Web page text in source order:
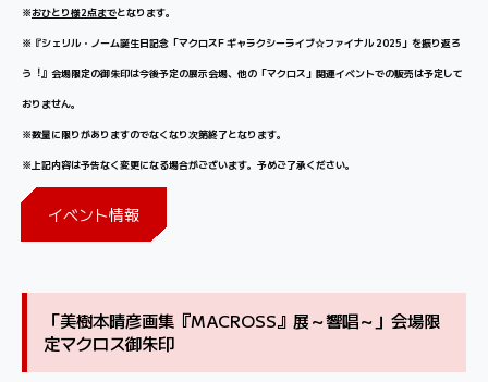
※おひとり様2点までとなります。
※『シェリル・ノーム誕⽣⽇記念「マクロスF ギャラクシーライブ☆ファイナル 2025」を振り返ろ
う︕』会場限定の御朱印は今後予定の展示会場、他の「マクロス」関連イベントでの販売は予定して
おりません。
※数量に限りがありますのでなくなり次第終了となります。
※上記内容は予告なく変更になる場合がございます。予めご了承ください。
イベント情報
「美樹本晴彦画集『MACROSS』展～響唱～」会場限
定マクロス御朱印